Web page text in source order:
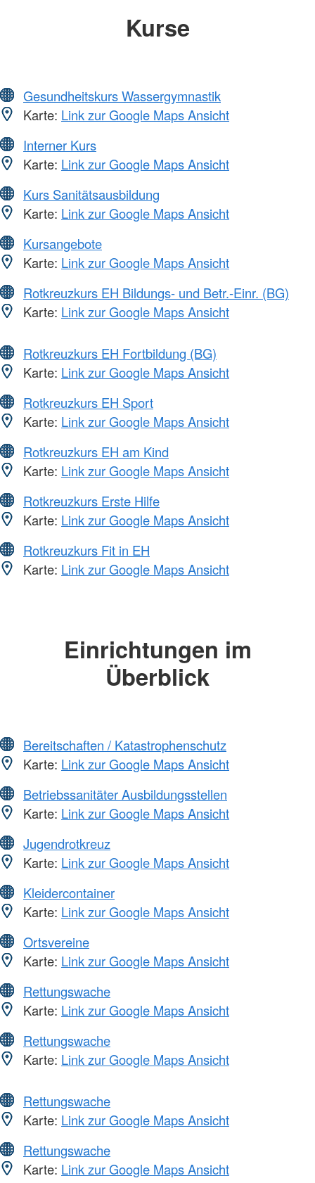
Kurse
Gesundheitskurs Wassergymnastik
Karte: Link zur Google Maps Ansicht
Interner Kurs
Karte: Link zur Google Maps Ansicht
Kurs Sanitätsausbildung
Karte: Link zur Google Maps Ansicht
Kursangebote
Karte: Link zur Google Maps Ansicht
Rotkreuzkurs EH Bildungs- und Betr.-Einr. (BG)
Karte: Link zur Google Maps Ansicht
Rotkreuzkurs EH Fortbildung (BG)
Karte: Link zur Google Maps Ansicht
Rotkreuzkurs EH Sport
Karte: Link zur Google Maps Ansicht
Rotkreuzkurs EH am Kind
Karte: Link zur Google Maps Ansicht
Rotkreuzkurs Erste Hilfe
Karte: Link zur Google Maps Ansicht
Rotkreuzkurs Fit in EH
Karte: Link zur Google Maps Ansicht
Einrichtungen im
Überblick
Bereitschaften / Katastrophenschutz
Karte: Link zur Google Maps Ansicht
Betriebssanitäter Ausbildungsstellen
Karte: Link zur Google Maps Ansicht
Jugendrotkreuz
Karte: Link zur Google Maps Ansicht
Kleidercontainer
Karte: Link zur Google Maps Ansicht
Ortsvereine
Karte: Link zur Google Maps Ansicht
Rettungswache
Karte: Link zur Google Maps Ansicht
Rettungswache
Karte: Link zur Google Maps Ansicht
Rettungswache
Karte: Link zur Google Maps Ansicht
Rettungswache
Karte: Link zur Google Maps Ansicht